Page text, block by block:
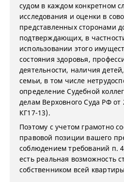
судом в каждом конкретном
исследования и оценки в
представленных сторонами
подтверждающих, в
использовании этого
состояния здоровья,
деятельности, наличия
семьи, в том числе
определение Судебной
делам Верховного Суда РФ
КГ17-13).
Поэтому с учетом грамотно
правовой позиции вашего
соблюдением требований п.
есть реальная возможность
собственником всей